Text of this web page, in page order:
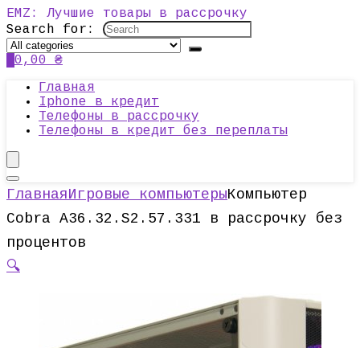
EMZ: Лучшие товары в рассрочку
Search for:
0,00 ₴
Главная
Iphone в кредит
Телефоны в рассрочку
Телефоны в кредит без переплаты
ГлавнаяИгровые компьютерыКомпьютер
Cobra A36.32.S2.57.331 в рассрочку без
процентов
🔍